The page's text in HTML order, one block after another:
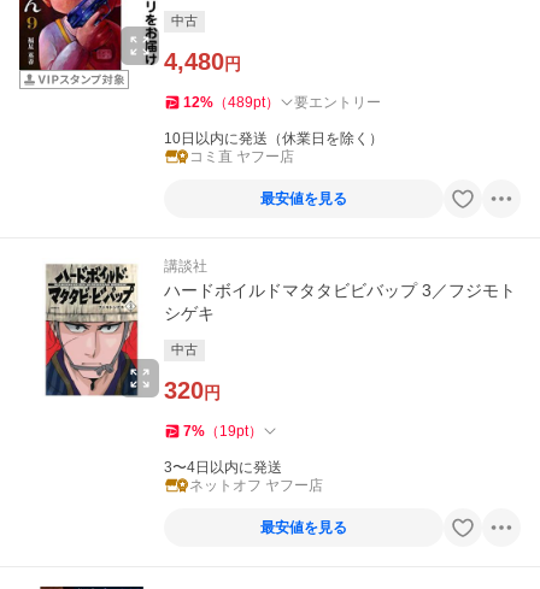
中古
4,480円
12% （489pt） 要エントリー
10日以内に発送（休業日を除く）
コミ直 ヤフー店
最安値を見る
講談社
ハードボイルドマタタビビバップ 3／フジモト
シゲキ
中古
320円
7% （ 19pt）
3〜4日以内に発送
ネットオフ ヤフー店
最安値を見る